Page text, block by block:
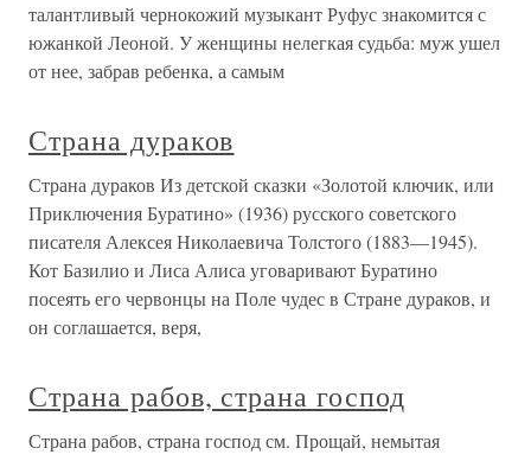
талантливый чернокожий музыкант Руфус знакомится с
южанкой Леоной. У женщины нелегкая судьба: муж ушел
от нее, забрав ребенка, а самым
Страна дураков
Страна дураков Из детской сказки «Золотой ключик, или
Приключения Буратино» (1936) русского советского
писателя Алексея Николаевича Толстого (1883—1945).
Кот Базилио и Лиса Алиса уговаривают Буратино
посеять его червонцы на Поле чудес в Стране дураков, и
он соглашается, веря,
Страна рабов, страна господ
Страна рабов, страна господ см. Прощай, немытая